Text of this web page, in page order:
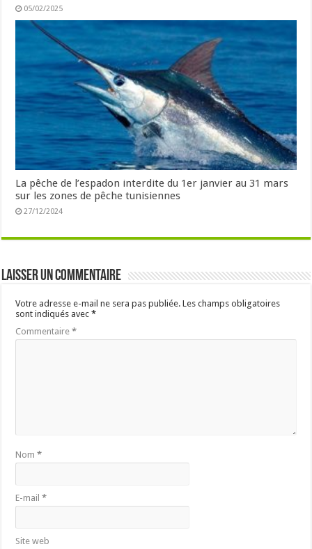
05/02/2025
La pêche de l’espadon interdite du 1er janvier au 31 mars
sur les zones de pêche tunisiennes
27/12/2024
Laisser un commentaire
Votre adresse e-mail ne sera pas publiée. Les champs obligatoires
sont indiqués avec*
Commentaire*
Nom*
E-mail*
Site web